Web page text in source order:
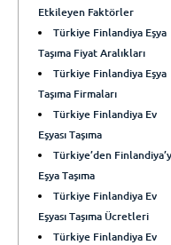
Etkileyen Faktörler
Türkiye Finlandiya Eşya
Taşıma Fiyat Aralıkları
Türkiye Finlandiya Eşya
Taşıma Firmaları
Türkiye Finlandiya Ev
Eşyası Taşıma
Türkiye’den
Eşya Taşıma
Türkiye Finlandiya Ev
Eşyası Taşıma Ücretleri
Türkiye Finlandiya Ev